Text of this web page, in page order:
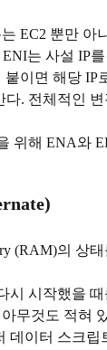
EC2 뿐만 아
는 사설 IP
이면 해당 IP
. 전체적인 변
위해 ENA와
(RAM)의 상
시 시작했을
무것도 적혀
데이터 스크립